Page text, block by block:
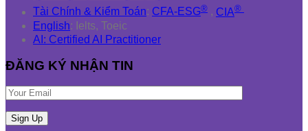
Tài Chính & Kiểm Toán: CFA-ESG® , CIA®
English: Ielts, Toeic
AI: Certified AI Practitioner
ĐĂNG KÝ NHẬN TIN